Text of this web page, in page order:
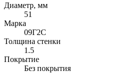
Диаметр, мм
51
Марка
09Г2С
Толщина стенки
1.5
Покрытие
Без покрытия